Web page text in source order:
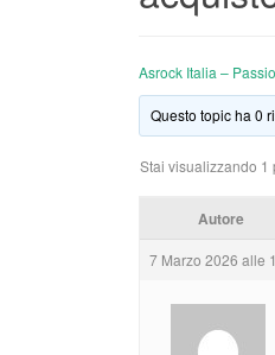
Asrock Italia –
Questo topic ha 0
Stai visualizzando 1
Autore
7 Marzo 2026 alle